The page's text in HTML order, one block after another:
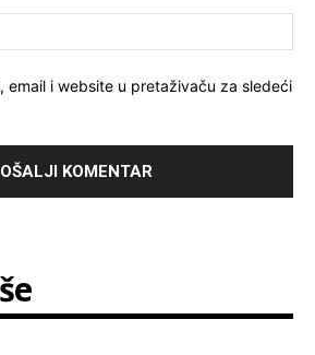
email i website u pretaživaču za sledeći